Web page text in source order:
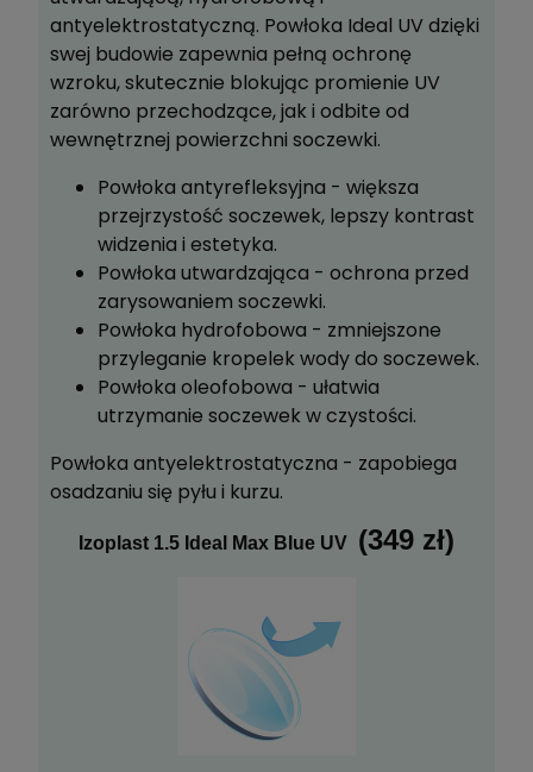
antyelektrostatyczną. Powłoka Ideal UV dzięki
swej budowie zapewnia pełną ochronę
wzroku, skutecznie blokując promienie UV
zarówno przechodzące, jak i odbite od
wewnętrznej powierzchni soczewki.
Powłoka antyrefleksyjna - większa
przejrzystość soczewek, lepszy kontrast
widzenia i estetyka.
Powłoka utwardzająca - ochrona przed
zarysowaniem soczewki.
Powłoka hydrofobowa - zmniejszone
przyleganie kropelek wody do soczewek.
Powłoka oleofobowa - ułatwia
utrzymanie soczewek w czystości.
Powłoka antyelektrostatyczna - zapobiega
osadzaniu się pyłu i kurzu.
Izoplast 1.5 Ideal Max Blue UV (349 zł)